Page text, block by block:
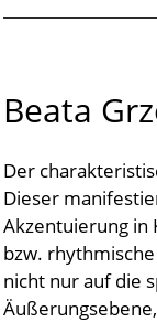
Beata
Der
Dieser
Akzentuierung in
bzw.
nicht nur auf die